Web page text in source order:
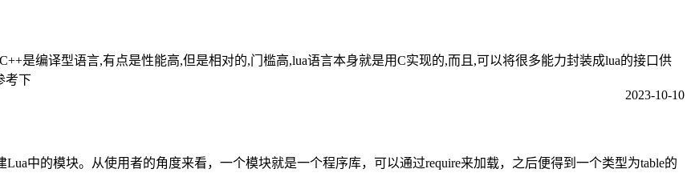
是编译型语言,有点是性能高,但是相对的,门槛高,lua语言本身就是用C实现的,而且,可以将很多能力封装成lua的接口供
考下
2023-10-10
Lua中的模块。从使用者的角度来看，一个模块就是一个程序库，可以通过require来加载，之后便得到一个类型为table的